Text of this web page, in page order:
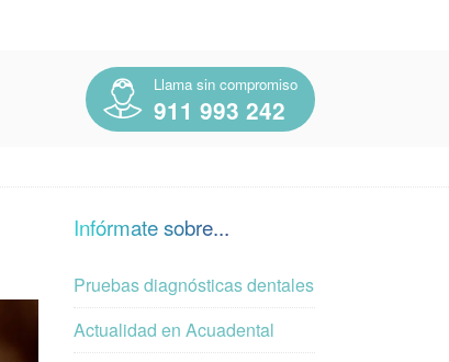
Llama sin compromiso
911 993 242
Infórmate sobre...
Pruebas diagnósticas dentales
Actualidad en Acuadental